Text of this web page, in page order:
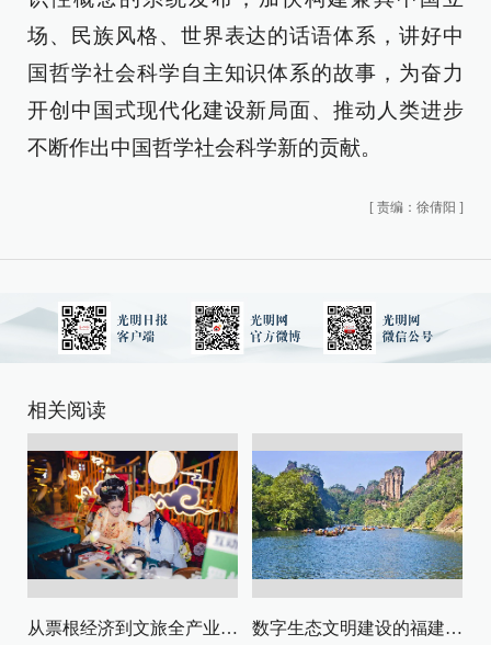
场、民族风格、世界表达的话语体系，讲好中
国哲学社会科学自主知识体系的故事，为奋力
开创中国式现代化建设新局面、推动人类进步
不断作出中国哲学社会科学新的贡献。
[ 责编：徐倩阳 ]
相关阅读
从票根经济到文旅全产业链升级 数字生态文明建设的福建路径与启示